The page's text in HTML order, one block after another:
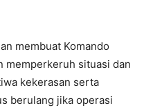
membuat Komando
memperkeruh situasi dan
kekerasan serta
berulang jika operasi